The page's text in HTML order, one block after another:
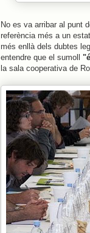
No es va arribar al punt
referència més a un
més enllà dels dubtes
entendre que el sumoll
la sala cooperativa de